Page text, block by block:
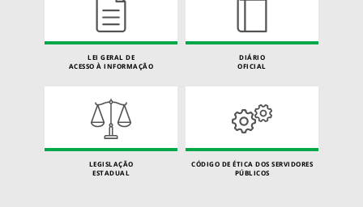
LEI GERAL DE
ACESSO À INFORMAÇÃO
DIÁRIO
OFICIAL
LEGISLAÇÃO
ESTADUAL
CÓDIGO DE ÉTICA DOS SERVIDORES
PÚBLICOS